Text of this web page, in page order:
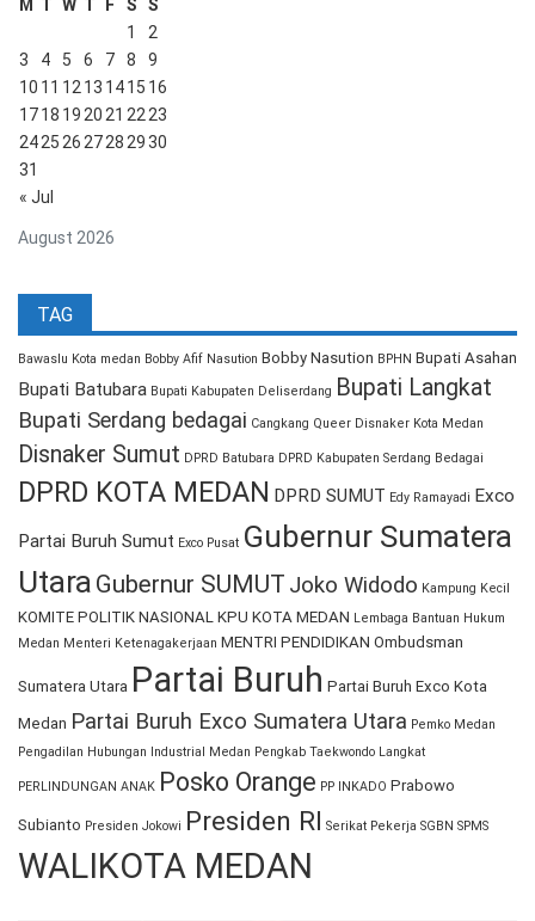
August 2026
M T W T F S S
« Jul
1
2
3
4 5 6 7 8
9
10 11 1213 1415 16
1718 192021 2223
24252627282930
31
TAG
Bawaslu Kota medan Bobby Afif Nasution Bobby Nasution BPHN Bupati Asahan
Bupati Batubara Bupati Kabupaten Deliserdang Bupati Langkat
Bupati Serdang bedagai Cangkang Queer Disnaker Kota Medan
Disnaker Sumut DPRD Batubara DPRD Kabupaten Serdang Bedagai
DPRD KOTA MEDAN DPRD SUMUT Edy Ramayadi Exco
Partai Buruh Sumut Exco Pusat Gubernur Sumatera
Utara Gubernur SUMUT Joko Widodo Kampung Kecil
KOMITE POLITIK NASIONAL KPU KOTA MEDAN Lembaga Bantuan Hukum
Medan Menteri Ketenagakerjaan MENTRI PENDIDIKAN Ombudsman
Sumatera Utara Partai Buruh Partai Buruh Exco Kota
Medan Partai Buruh Exco Sumatera Utara Pemko Medan
Pengadilan Hubungan Industrial Medan Pengkab Taekwondo Langkat
PERLINDUNGAN ANAK Posko Orange PP INKADO Prabowo
Subianto Presiden Jokowi Presiden RI Serikat Pekerja SGBN SPMS
WALIKOTA MEDAN